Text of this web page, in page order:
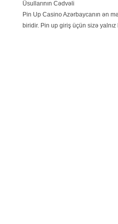
Üsullarının Cədvəli
Pin Up Casino Azərbaycanın ən
biridir. Pin up giriş üçün sizə